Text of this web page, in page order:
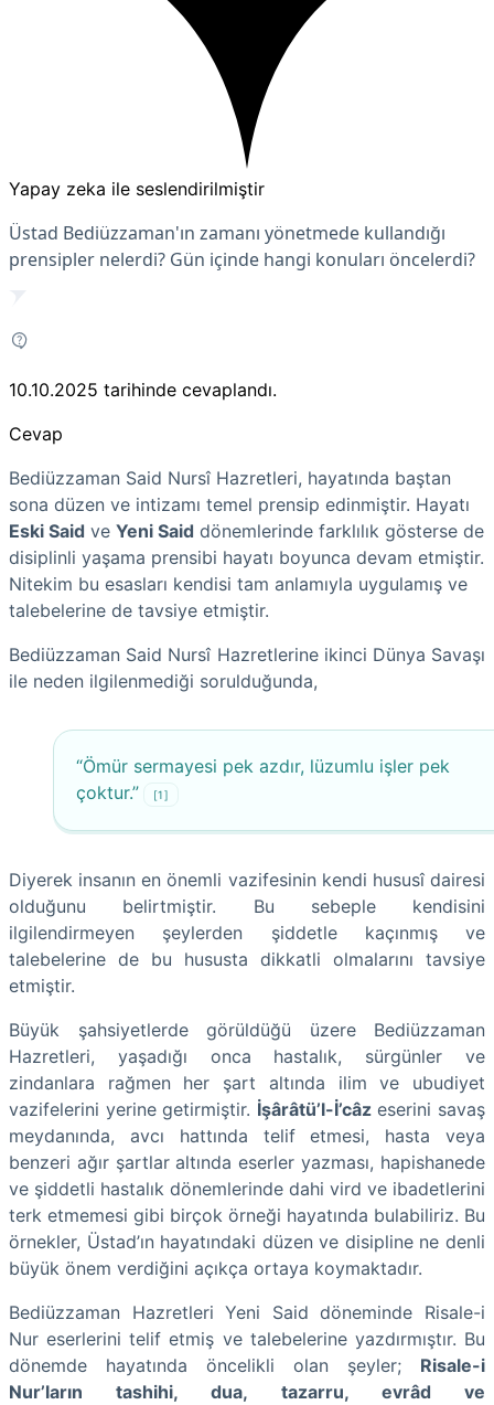
Yapay zeka ile seslendirilmiştir
Üstad Bediüzzaman'ın zamanı yönetmede kullandığı
prensipler nelerdi? Gün içinde hangi konuları öncelerdi?
10.10.2025 tarihinde cevaplandı.
Cevap
Bediüzzaman Said Nursî Hazretleri, hayatında baştan
sona düzen ve intizamı temel prensip edinmiştir. Hayatı
Eski Said ve Yeni Said dönemlerinde farklılık gösterse de
disiplinli yaşama prensibi hayatı boyunca devam etmiştir.
Nitekim bu esasları kendisi tam anlamıyla uygulamış ve
talebelerine de tavsiye etmiştir.
Bediüzzaman Said Nursî Hazretlerine ikinci Dünya Savaşı
ile neden ilgilenmediği sorulduğunda,
“Ömür sermayesi pek azdır, lüzumlu işler pek
çoktur.”
[1]
Diyerek insanın en önemli vazifesinin kendi hususî dairesi
olduğunu belirtmiştir. Bu sebeple kendisini
ilgilendirmeyen şeylerden şiddetle kaçınmış ve
talebelerine de bu hususta dikkatli olmalarını tavsiye
etmiştir.
Büyük şahsiyetlerde görüldüğü üzere Bediüzzaman
Hazretleri, yaşadığı onca hastalık, sürgünler ve
zindanlara rağmen her şart altında ilim ve ubudiyet
vazifelerini yerine getirmiştir. İşârâtü’l-İ’câzeserini savaş
meydanında, avcı hattında telif etmesi, hasta veya
benzeri ağır şartlar altında eserler yazması, hapishanede
ve şiddetli hastalık dönemlerinde dahi vird ve ibadetlerini
terk etmemesi gibi birçok örneği hayatında bulabiliriz. Bu
örnekler, Üstad’ın hayatındaki düzen ve disipline ne denli
büyük önem verdiğini açıkça ortaya koymaktadır.
Bediüzzaman Hazretleri Yeni Said döneminde Risale-i
Nur eserlerini telif etmiş ve talebelerine yazdırmıştır. Bu
dönemde hayatında öncelikli olan şeyler; Risale-i
Nur’ların tashihi, dua, tazarru, evrâd ve